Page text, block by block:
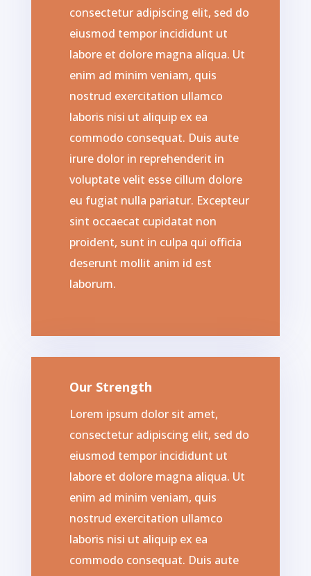
consectetur adipiscing elit, sed do
eiusmod tempor incididunt ut
labore et dolore magna aliqua. Ut
enim ad minim veniam, quis
nostrud exercitation ullamco
laboris nisi ut aliquip ex ea
commodo consequat. Duis aute
irure dolor in reprehenderit in
voluptate velit esse cillum dolore
eu fugiat nulla pariatur. Excepteur
sint occaecat cupidatat non
proident, sunt in culpa qui officia
deserunt mollit anim id est
laborum.
Our Strength
Lorem ipsum dolor sit amet,
consectetur adipiscing elit, sed do
eiusmod tempor incididunt ut
labore et dolore magna aliqua. Ut
enim ad minim veniam, quis
nostrud exercitation ullamco
laboris nisi ut aliquip ex ea
commodo consequat. Duis aute